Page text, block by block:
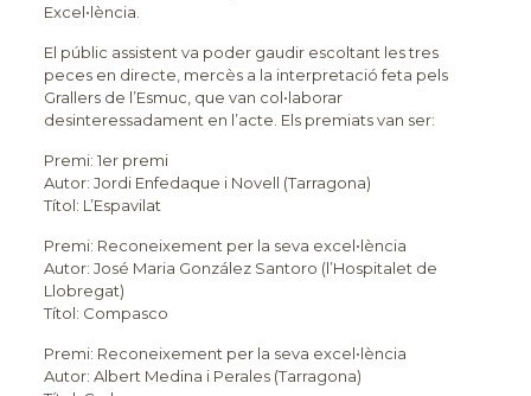
Excel•lència.
El públic assistent va poder gaudir escoltant les tres
peces en directe, mercès a la interpretació feta pels
Grallers de l’Esmuc, que van col•laborar
desinteressadament en l’acte. Els premiats van ser:
Premi: 1er premi
Autor: Jordi Enfedaque i Novell (Tarragona)
Títol: L’Espavilat
Premi: Reconeixement per la seva excel•lència
Autor: José Maria González Santoro (l’Hospitalet de
Llobregat)
Títol: Compasco
Premi: Reconeixement per la seva excel•lència
Autor: Albert Medina i Perales (Tarragona)